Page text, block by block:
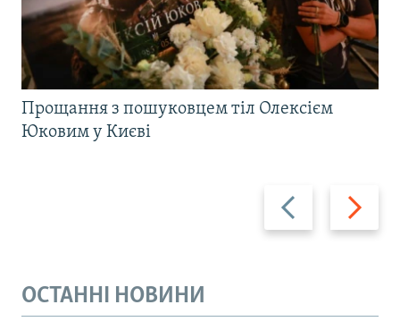
Назад Вперед
Прощання з пошуковцем тіл Олексієм
Юковим у Києві
ОСТАННІ НОВИНИ